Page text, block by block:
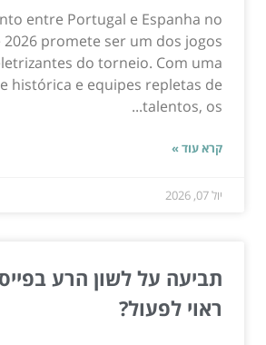
entre Portugal e Espanha no
2026 promete ser um dos jogos
do torneio. Com uma
histórica e equipes repletas de
talentos, os...
קרא עוד »
יול 07, 2026
תביעה על לשון הרע
ראוי לפעול?